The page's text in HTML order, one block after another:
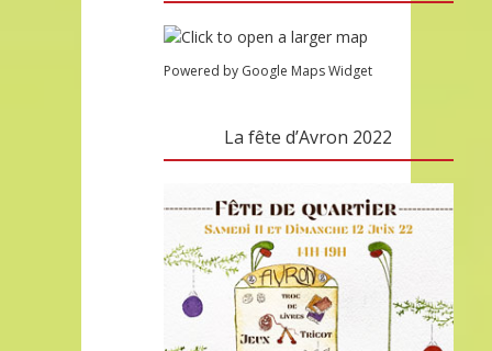
Powered by Google Maps Widget
La fête d’Avron 2022